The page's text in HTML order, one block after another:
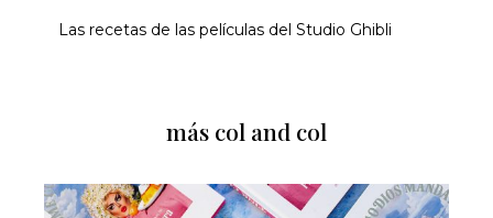
Las recetas de las películas del Studio Ghibli
más col and col